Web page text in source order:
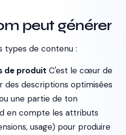
peut générer
types de contenu :
de produit C'est le cœur de
des descriptions optimisées
une partie de ton
en compte les attributs
usage) pour produire